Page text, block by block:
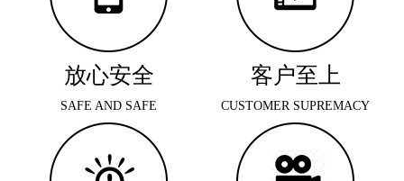
放心安全
SAFE AND SAFE
客户至上
CUSTOMER SUPREMACY